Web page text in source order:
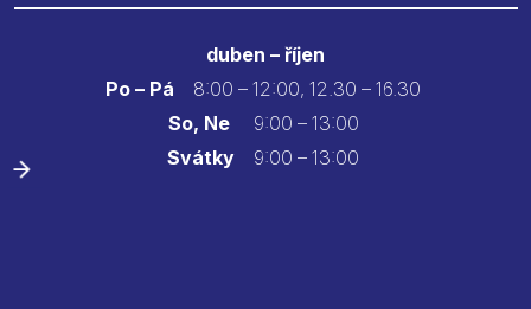
duben – říjen
Po – Pá
8:00 – 12:00, 12.30 – 16.30
So, Ne9:00 – 13:00
Svátky 9:00 – 13:00